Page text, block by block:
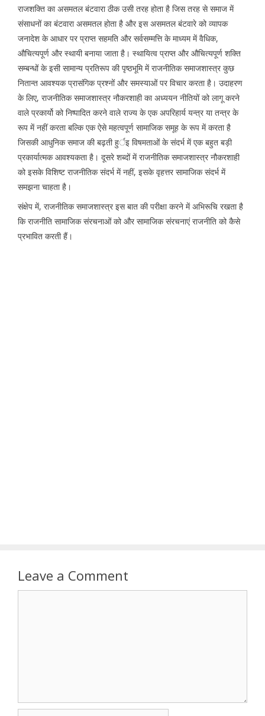
राजशक्ति का असमतल बंटवारा ठीक उसी तरह होता है जिस तरह से समाज में
संसाधनों का बंटवारा असमतल होता है और इस असमतल बंटवारे को व्यापक
जनादेश के आधार पर प्राप्त सहमति और सर्वसम्मत्ति के माध्यम में वैधिक,
औचित्यपूर्ण और स्थायी बनाया जाता है। स्थायित्व प्राप्त और औचित्यपूर्ण शक्ति
सम्बन्धों के इसी सामान्य प्रतिरूप की पृष्ठभूमि में राजनीतिक समाजशास्त्र कुछ
नितान्त आवश्यक प्रासंगिक प्रश्नों और समस्याओं पर विचार करता है। उदाहरण
के लिए, राजनीतिक समाजशास्त्र नौकरशाही का अध्ययन नीतियों को लागू करने
वाले प्रकार्यो को निष्पादित करने वाले राज्य के एक अपरिहार्य यन्त्र या तन्त्र के
रूप में नहीं करता बल्कि एक ऐसे महत्वपूर्ण सामाजिक समूह के रूप में करता है
जिसकी आधुनिक समाज की बढ़ती हुर्इ विषमताओं के संदर्भ में एक बहुत बड़ी
प्रकार्यात्मक आवश्यकता है। दूसरे शब्दों में राजनीतिक समाजशास्त्र नौकरशाही
को इसके विशिष्ट राजनीतिक संदर्भ में नहीं, इसके वृहत्तर सामाजिक संदर्भ में
समझना चाहता है।
संक्षेप में, राजनीतिक समाजशास्त्र इस बात की परीक्षा करने में अभिरूचि रखता है
कि राजनीति सामाजिक संरचनाओं को और सामाजिक संरचनाएं राजनीति को कैसे
प्रभावित करती हैं।
Leave a Comment